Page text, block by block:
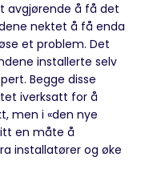
avgjørende å få det
nektet å få enda
et problem. Det
installerte selv
Begge disse
iverksatt for å
men i «den nye
en måte å
installatører og øke